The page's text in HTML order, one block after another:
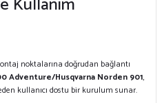
noktalarına doğrudan bağlantı
Adventure/Husqvarna Norden 901,
kullanıcı dostu bir kurulum sunar.